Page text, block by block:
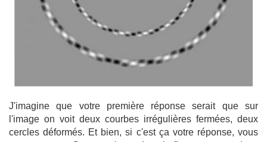
J'imagine que votre première réponse serait que sur
l'image on voit deux courbes irrégulières fermées, deux
cercles déformés. Et bien, si c'est ça votre réponse, vous